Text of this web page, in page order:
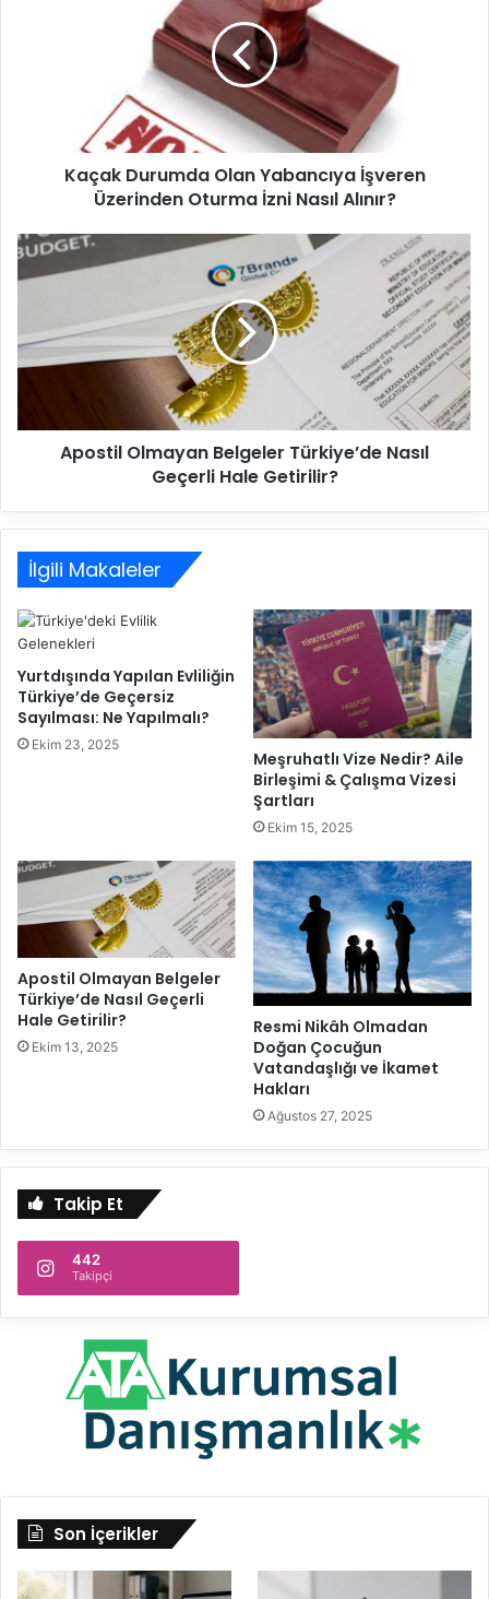
Kaçak Durumda Olan Yabancıya İşveren
Üzerinden Oturma İzni Nasıl Alınır?
Apostil
Olmayan
Nasıl
Apostil Olmayan Belgeler Türkiye’de Nasıl
Geçerli Hale Getirilir?
İlgili Makaleler
Yurtdışında Yapılan Evliliğin
Türkiye’de Geçersiz
Sayılması: Ne Yapılmalı?
Ekim 23, 2025
Meşruhatlı Vize Nedir? Aile
Birleşimi & Çalışma Vizesi
Şartları
Ekim 15, 2025
Apostil Olmayan Belgeler
Türkiye’de Nasıl Geçerli
Hale Getirilir?
Ekim 13, 2025
Resmi Nikâh Olmadan
Doğan Çocuğun
Vatandaşlığı ve İkamet
Hakları
Ağustos 27, 2025
Takip Et
442
Takipçi
Son İçerikler